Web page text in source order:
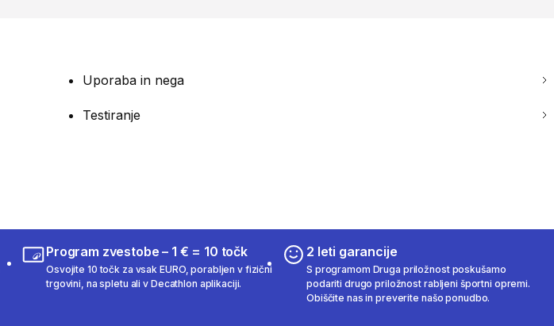
Uporaba in nega
Testiranje
Program zvestobe – 1 € = 10 točk
Osvojite 10 točk za vsak EURO, porabljen v fizični
trgovini, na spletu ali v Decathlon aplikaciji.
2 leti garancije
S programom Druga priložnost poskušamo
podariti drugo priložnost rabljeni športni opremi.
Obiščite nas in preverite našo ponudbo.